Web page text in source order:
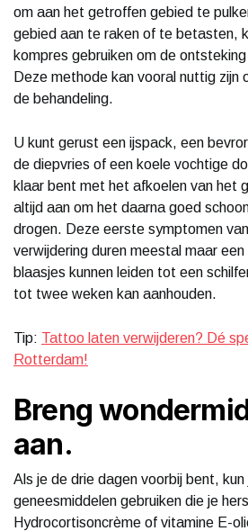
om aan het getroffen gebied te
gebied aan te raken of te betasten,
kompres gebruiken om de
Deze methode kan vooral nuttig zijn
de behandeling.
U kunt gerust een ijspack, een
de diepvries of een koele vochtige
klaar bent met het afkoelen van het
altijd aan om het daarna goed
drogen. Deze eerste symptomen
verwijdering duren meestal maar
blaasjes kunnen leiden tot een
tot twee weken kan aanhouden.
Tip: Tattoo laten verwijderen? Dé
Rotterdam!
Breng
aan.
Als je de drie dagen voorbij bent, kun
geneesmiddelen gebruiken die je
Hydrocortisoncrème of vitamine E-